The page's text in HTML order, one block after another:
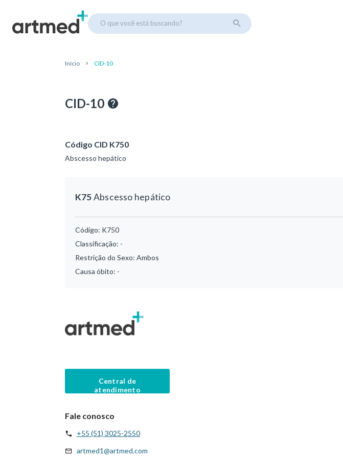
O que você está buscando?
Início CID-10
CID-10
Código CID K750
Abscesso hepático
K75Abscesso hepático
Código: K750
Classificação: -
Restrição do Sexo: Ambos
Causa óbito: -
Central de
atendimento
Fale conosco
+55 (51) 3025-2550
artmed1@artmed.com